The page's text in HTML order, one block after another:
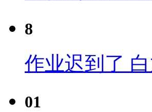
8
作业迟到了
01